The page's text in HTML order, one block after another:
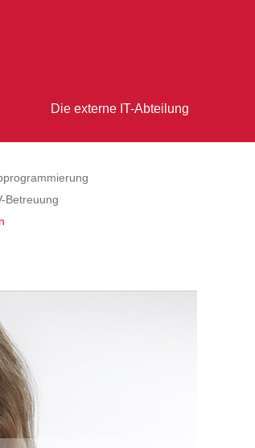
Die externe IT-Abteilung
Betreuung